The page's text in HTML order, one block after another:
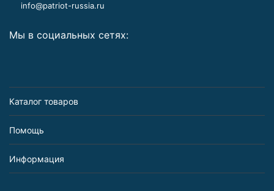
info@patriot-russia.ru
Мы в социальных сетях:
Каталог товаров
Помощь
Информация